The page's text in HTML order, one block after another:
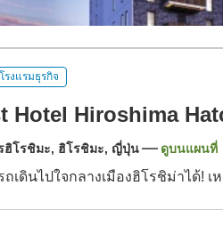
โรงแรมธุรกิจ
Hotel Hiroshima
ฮิโรชิมะ, ฮิโรชิมะ, ญี่ปุ่น ดูบนแผนที่
ถเดินไปใจกลางเมืองฮิโรชิม่าได้!